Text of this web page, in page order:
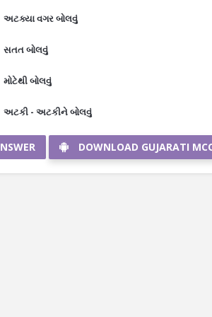
અટક્યા વગર બોલવું
સતત બોલવું
મોટેથી બોલવું
અટકી - અટકીને બોલવું
DOWNLOAD GUJARATI